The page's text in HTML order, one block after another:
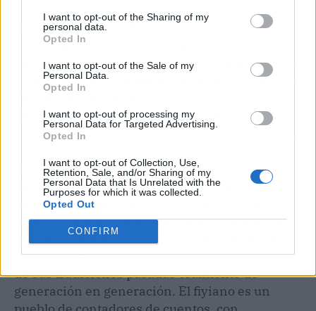
I want to opt-out of the Sharing of my
personal data.
Opted In
I want to opt-out of the Sale of my
Personal Data.
Opted In
I want to opt-out of processing my
Personal Data for Targeted Advertising.
Opted In
I want to opt-out of Collection, Use,
Retention, Sale, and/or Sharing of my
Personal Data that Is Unrelated with the
Purposes for which it was collected.
Opted Out
CONFIRM
lugares más emblemáticos recorridos por el
mítico Calypso. En Polinesia podrán conocer a
los descendientes de los representados en los
lienzos de Gauguin, en Samoa tomarán el sol en
las arenas que inspiraron La Playa de Falesa, de
Stevenson y en las islas Salomón visitar el
destino de El Crucero del Snark, de Jack
London. Y, dicho esto, hay que tratar de evitar la
hoteles de las islas, pues se corre el riesgo de
perder la oportunidad de interactuar con los
habitantes locales. Invito a visitar las aldeas
fiyianas, hablar con los simpáticos melanesios,
uno de los pueblos más acogedores de la Tierra
y que estarán encantados de compartir muchas
de sus tradiciones pasadas oralmente de
generación en generación. El fiyiano es un